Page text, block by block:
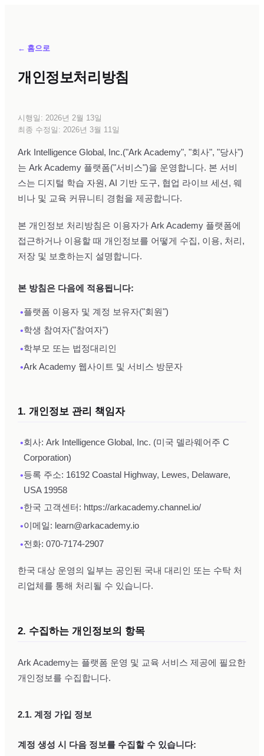
← 홈으로
개인정보처리방침
시행일: 2026년 2월 13일
최종 수정일: 2026년 3월 11일
Ark Intelligence Global, Inc.("Ark Academy", "회사", "당사")
는 Ark Academy 플랫폼("서비스")을 운영합니다. 본 서비
스는 디지털 학습 자원, AI 기반 도구, 협업 라이브 세션, 웨
비나 및 교육 커뮤니티 경험을 제공합니다.
본 개인정보 처리방침은 이용자가 Ark Academy 플랫폼에
접근하거나 이용할 때 개인정보를 어떻게 수집, 이용, 처리,
저장 및 보호하는지 설명합니다.
본 방침은 다음에 적용됩니다:
•플랫폼 이용자 및 계정 보유자("회원")
•학생 참여자("참여자")
•학부모 또는 법정대리인
•Ark Academy 웹사이트 및 서비스 방문자
1. 개인정보 관리 책임자
•회사: Ark Intelligence Global, Inc. (미국 델라웨어주 C
Corporation)
•등록 주소: 16192 Coastal Highway, Lewes, Delaware,
USA 19958
•한국 고객센터: https://arkacademy.channel.io/
•이메일: learn@arkacademy.io
•전화: 070-7174-2907
한국 대상 운영의 일부는 공인된 국내 대리인 또는 수탁 처
리업체를 통해 처리될 수 있습니다.
2. 수집하는 개인정보의 항목
Ark Academy는 플랫폼 운영 및 교육 서비스 제공에 필요한
개인정보를 수집합니다.
2.1. 계정 가입 정보
계정 생성 시 다음 정보를 수집할 수 있습니다: